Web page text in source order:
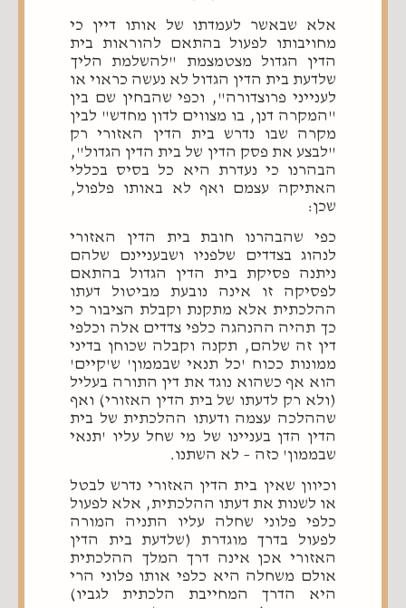
אלא שבאשר לעמדתו של אותו דיין כי
מחויבותו לפעול בהתאם להוראות בית
הדין הגדול מצטמצמת "להשלמת הליך
שלדעת בית הדין הגדול לא נעשה כראוי או
לענייני פרוצדורה", וכפי שהבחין שם בין
"המקרה דנן, בו מצווים לדון מחדש" לבין
מקרה שבו נדרש בית הדין האזורי רק
"לבצע את פסק הדין של בית הדין הגדול",
הבהרנו כי נעדרת היא כל בסיס בכללי
האתיקה עצמם ואף לא באותו פלפול,
שכן:
כפי שהבהרנו חובת בית הדין האזורי
לנהוג בצדדים שלפניו ושבעניינם שלהם
ניתנה פסיקת בית הדין הגדול בהתאם
לפסיקה זו אינה נובעת מביטול דעתו
ההלכתית אלא מתקנת וקבלת הציבור כי
כך תהיה ההנהגה כלפי צדדים אלה וכלפי
דין זה שלהם, תקנה וקבלה שכוחן בדיני
ממונות ככוח 'כל תנאי שבממון' ש'קיים'
הוא אף כשהוא נוגד את דין התורה בעליל
(ולא רק לדעתו של בית הדין האזורי) ואף
שההלכה עצמה ודעתו ההלכתית של בית
הדין הדן בעניינו של מי שחל עליו 'תנאי
שבממון' כזה – לא השתנו.
וכיוון שאין בית הדין האזורי נדרש לבטל
או לשנות את דעתו ההלכתית, אלא לפעול
כלפי פלוני שחלה עליו התניה המורה
לפעול בדרך מוגדרת (שלדעת בית הדין
האזורי אכן אינה דרך המלך ההלכתית
אולם משחלה היא כלפי אותו פלוני הרי
היא הדרך המחייבת הלכתית לגביו)